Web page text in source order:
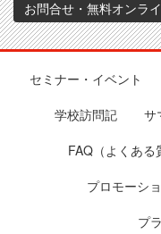
お問合せ・無料オンラ
Footerセミナー・イベント
学校訪問記
サ
FAQ（よくある
プロモーシ
プ